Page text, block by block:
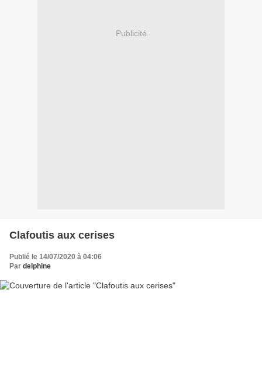
Publicité
Clafoutis aux cerises
Publié le 14/07/2020 à 04:06
Par delphine